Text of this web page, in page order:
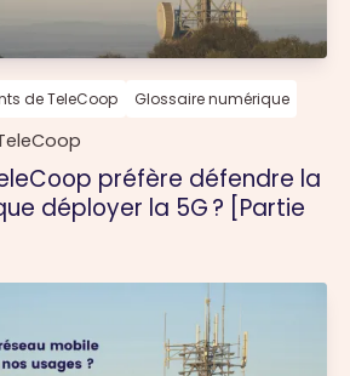
préfère défendre la
déployer la 5G ? [Partie
de TeleCoop Glossaire numérique